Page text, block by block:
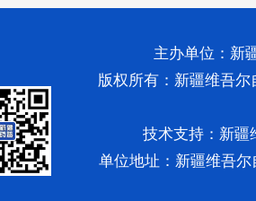
主办单位：新
版权所有：新疆维吾
技术支持：新疆
单位地址：新疆维吾